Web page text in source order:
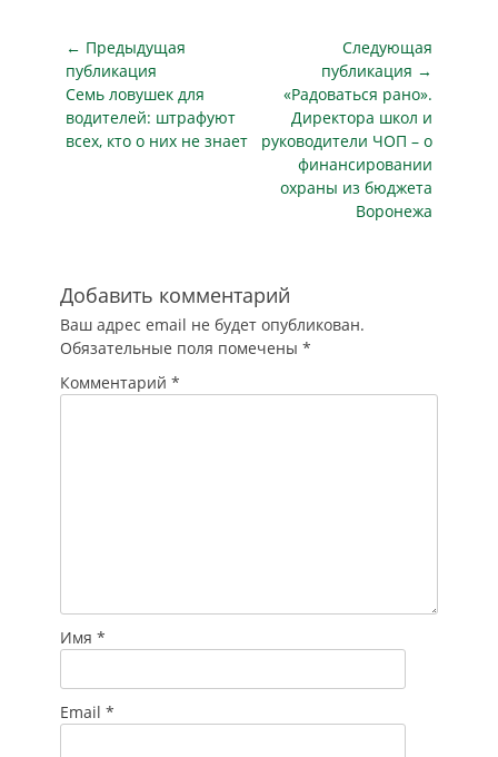
охранное
агентство, которое
согласится за 7 952
109 рублей следить
в течение года – с 1
декабря 2022-го…
Навигация
по
записям
← Предыдущая
публикация
Предыдущая
публикация
Семь ловушек для
водителей: штрафуют
всех, кто о них не знает
Следующая
публикация →
Следующая
публикация
«Радоваться рано».
Директора школ и
руководители ЧОП – о
финансировании
охраны из бюджета
Воронежа
Добавить комментарий
Ваш адрес email не будет опубликован.
Обязательные поля помечены *
Комментарий *
Имя *
Email *